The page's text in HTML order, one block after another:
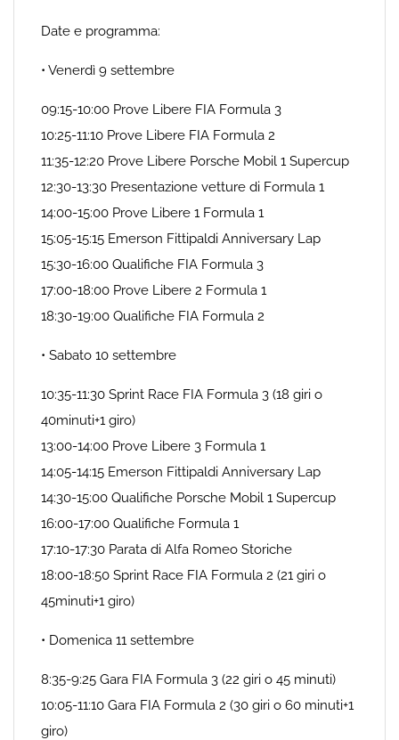
Date e programma:
• Venerdì 9 settembre
09:15-10:00 Prove Libere FIA Formula 3
10:25-11:10 Prove Libere FIA Formula 2
11:35-12:20 Prove Libere Porsche Mobil 1 Supercup
12:30-13:30 Presentazione vetture di Formula 1
14:00-15:00 Prove Libere 1 Formula 1
15:05-15:15 Emerson Fittipaldi Anniversary Lap
15:30-16:00 Qualifiche FIA Formula 3
17:00-18:00 Prove Libere 2 Formula 1
18:30-19:00 Qualifiche FIA Formula 2
• Sabato 10 settembre
10:35-11:30 Sprint Race FIA Formula 3 (18 giri o
40minuti+1 giro)
13:00-14:00 Prove Libere 3 Formula 1
14:05-14:15 Emerson Fittipaldi Anniversary Lap
14:30-15:00 Qualifiche Porsche Mobil 1 Supercup
16:00-17:00 Qualifiche Formula 1
17:10-17:30 Parata di Alfa Romeo Storiche
18:00-18:50 Sprint Race FIA Formula 2 (21 giri o
45minuti+1 giro)
• Domenica 11 settembre
8:35-9:25 Gara FIA Formula 3 (22 giri o 45 minuti)
10:05-11:10 Gara FIA Formula 2 (30 giri o 60 minuti+1
giro)